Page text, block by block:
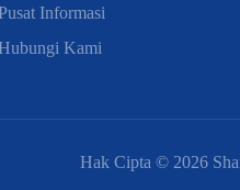
Informasi
Kami
Hak Cipta © 2026